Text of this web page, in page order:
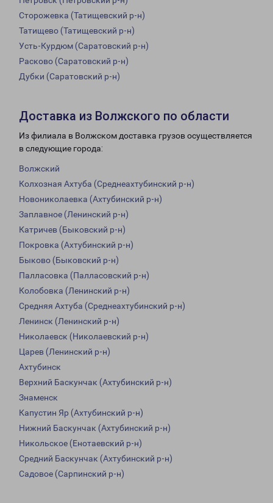
Сторожевка (Татищевский р-н)
Татищево (Татищевский р-н)
Усть-Курдюм (Саратовский р-н)
Расково (Саратовский р-н)
Дубки (Саратовский р-н)
Доставка из Волжского по области
Из филиала в Волжском доставка грузов осуществляется
в следующие города:
Волжский
Колхозная Ахтуба (Среднеахтубинский р-н)
Новониколаевка (Ахтубинский р-н)
Заплавное (Ленинский р-н)
Катричев (Быковский р-н)
Покровка (Ахтубинский р-н)
Быково (Быковский р-н)
Палласовка (Палласовский р-н)
Колобовка (Ленинский р-н)
Средняя Ахтуба (Среднеахтубинский р-н)
Ленинск (Ленинский р-н)
Николаевск (Николаевский р-н)
Царев (Ленинский р-н)
Ахтубинск
Верхний Баскунчак (Ахтубинский р-н)
Знаменск
Капустин Яр (Ахтубинский р-н)
Нижний Баскунчак (Ахтубинский р-н)
Никольское (Енотаевский р-н)
Средний Баскунчак (Ахтубинский р-н)
Садовое (Сарпинский р-н)